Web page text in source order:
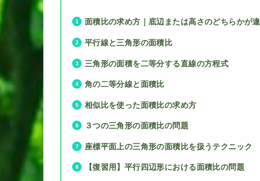
面積比の求め方｜底辺または高さのどちらかが
平行線と三角形の面積比
三角形の面積を二等分する直線の方程式
角の二等分線と面積比
相似比を使った面積比の求め方
３つの三角形の面積比の問題
座標平面上の三角形の面積比を扱うテクニック
【復習用】平行四辺形における面積比の問題